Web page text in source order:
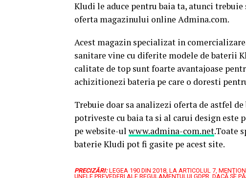
Kludi le aduce pentru baia ta, atunci
oferta magazinului online Admina.com.
Acest magazin specializat in
sanitare vine cu diferite modele de baterii
calitate de top sunt foarte avantajoase
achizitionezi bateria pe care o doresti
Trebuie doar sa analizezi oferta de astfel
potriveste cu baia ta si al carui design este
pe website-ul www.admina-com.net.Toate
baterie Kludi pot fi gasite pe acest site.
PRECIZĂRI: LEGEA 190 DIN 2018, LA ARTICOLUL 7,
UNELE PREVEDERI ALE REGULAMENTULUI GDPR, DACĂ SE